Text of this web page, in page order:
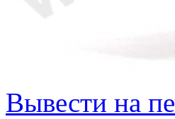
Вывести на